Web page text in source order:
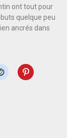
ont tout pour
quelque peu
ancrés dans